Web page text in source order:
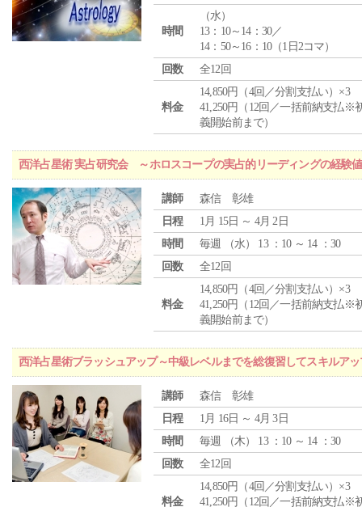
時間
（水）
13：10～14：30／
14：50～16：10（1日2コマ）
回数
全12回
料金
14,850円（4回／分割支払い）×3
41,250円（12回／一括前納支払※
義開始前まで）
西洋占星術 実占研究会 ～ホロスコープの実占的リーディングの経験
講師
森信 彰雄
日程
1月 15日 ～ 4月 2日
時間
毎週 （水） 13 ：10 ～ 14 ：30
回数
全12回
料金
14,850円（4回／分割支払い）×3
41,250円（12回／一括前納支払※
義開始前まで）
西洋占星術ブラッシュアップ～中級レベルまでを総復習してスキルア
講師
森信 彰雄
日程
1月 16日 ～ 4月 3日
時間
毎週 （木） 13 ：10 ～ 14 ：30
回数
全12回
料金
14,850円（4回／分割支払い）×3
41,250円（12回／一括前納支払※